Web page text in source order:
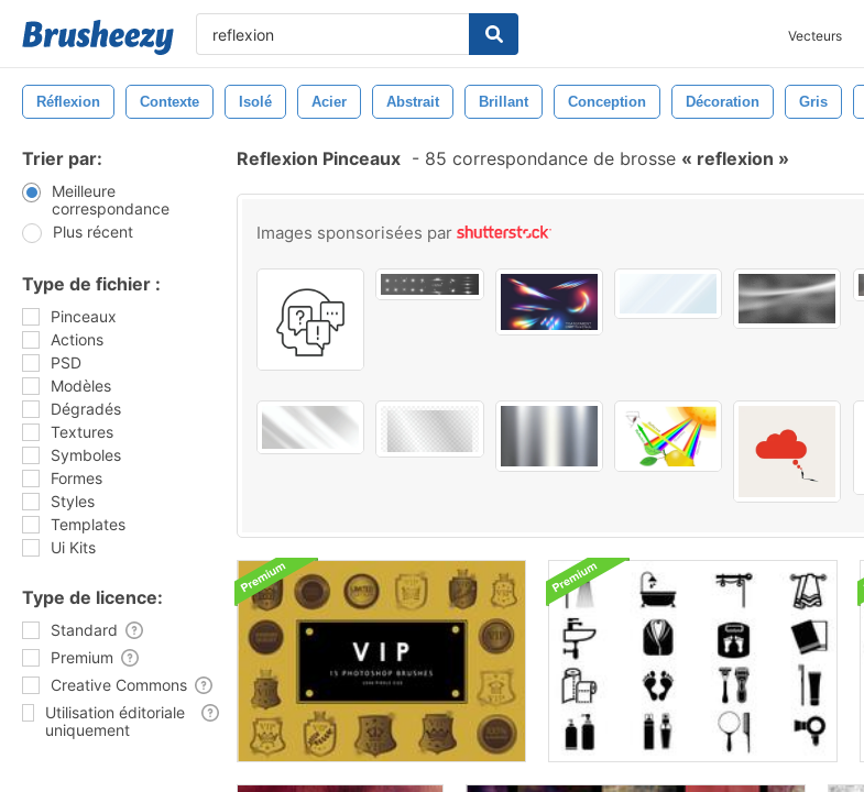
Vecteurs
Réflexion Contexte Isolé Acier Abstrait Brillant Conception Décoration Gris
Trier par:
Meilleure
correspondance
Plus récent
Type de fichier :
Pinceaux
Actions
PSD
Modèles
Dégradés
Textures
Symboles
Formes
Styles
Templates
Ui Kits
Type de licence:
Standard
Premium
Creative Commons
Utilisation éditoriale
uniquement
Reflexion Pinceaux - 85 correspondance de brosse reflexion
Images sponsorisées par